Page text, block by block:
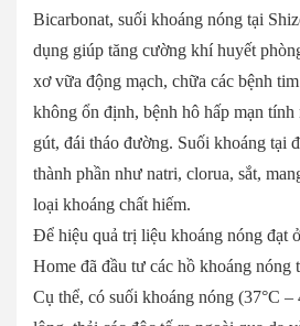
Bicarbonat, suối khoáng nóng tại
dụng giúp tăng cường khí huyết
xơ vữa động mạch, chữa các bệnh
không ổn định, bệnh hô hấp mạn tính
gút, đái tháo đường. Suối khoáng tại
thành phần như natri, clorua, sắt,
loại khoáng chất hiếm.
Để hiệu quả trị liệu khoáng nóng đạt
Home đã đầu tư các hồ khoáng nóng
Cụ thể, có suối khoáng nóng (37°C –